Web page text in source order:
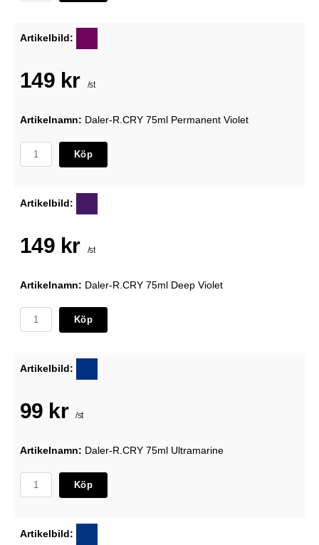
Artikelbild:
149 kr /st
Artikelnamn: Daler-R.CRY 75ml Permanent Violet
Köp
Artikelbild:
149 kr /st
Artikelnamn: Daler-R.CRY 75ml Deep Violet
Köp
Artikelbild:
99 kr /st
Artikelnamn: Daler-R.CRY 75ml Ultramarine
Köp
Artikelbild: